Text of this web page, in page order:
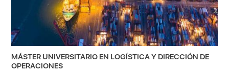
MÁSTER UNIVERSITARIO EN LOGÍSTICA Y DIRECCIÓN DE
OPERACIONES